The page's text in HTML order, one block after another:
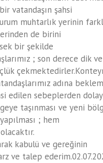
vatandaşın şahsi
muhtarlık yerinin
de birini
bir şekilde
; son derece dik
adına
edilen sebeplerden
taşınması ve yeni
; hem
kabulü ve gereğinin
ve talep